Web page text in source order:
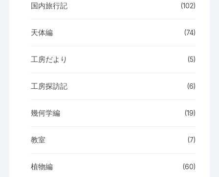
国内旅行記 (102)
天体編 (74)
工房だより (5)
工房探訪記 (6)
幾何学編 (19)
教室 (7)
植物編 (60)